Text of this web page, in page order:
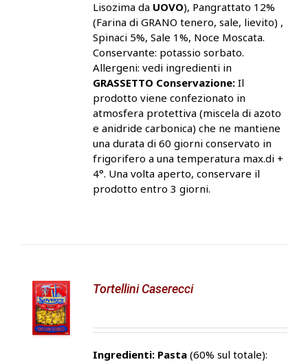
Lisozima da UOVO), Pangrattato 12%
(Farina di GRANO tenero, sale, lievito) ,
Spinaci 5%, Sale 1%, Noce Moscata.
Conservante: potassio sorbato.
Allergeni: vedi ingredienti in
GRASSETTO Conservazione:Il
prodotto viene confezionato in
atmosfera protettiva (miscela di azoto
e anidride carbonica) che ne mantiene
una durata di 60 giorni conservato in
frigorifero a una temperatura max.di +
4°. Una volta aperto, conservare il
prodotto entro 3 giorni.
Tortellini Caserecci
Ingredienti: Pasta(60% sul totale):